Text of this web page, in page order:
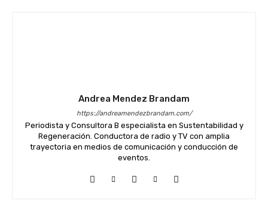
Andrea Mendez Brandam
https://andreamendezbrandam.com/
Periodista y Consultora B especialista en Sustentabilidad y
Regeneración. Conductora de radio y TV con amplia
trayectoria en medios de comunicación y conducción de
eventos.